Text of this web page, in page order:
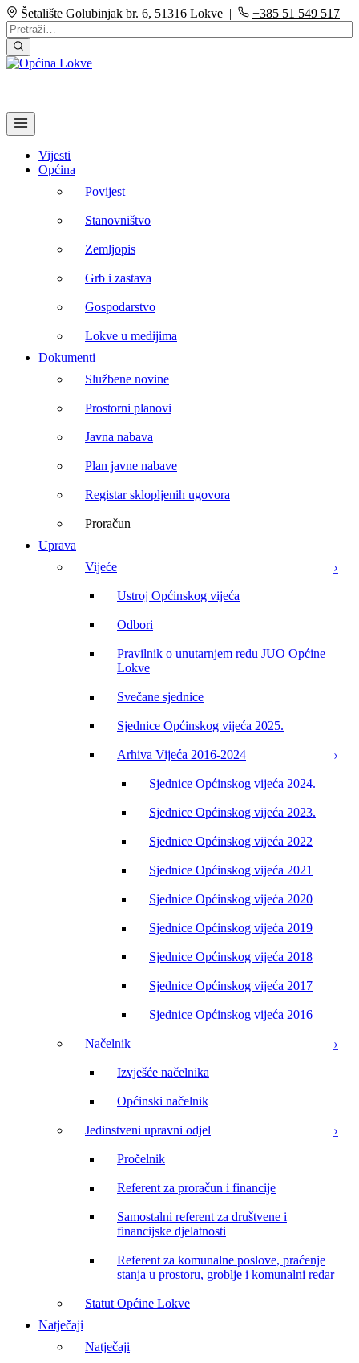
Šetalište Golubinjak br. 6, 51316 Lokve | +385 51 549 517
Vijesti
Općina
Povijest
Stanovništvo
Zemljopis
Grb i zastava
Gospodarstvo
Lokve u medijima
Dokumenti
Službene novine
Prostorni planovi
Javna nabava
Plan javne nabave
Registar sklopljenih ugovora
Proračun
Uprava
Vijeće
Ustroj Općinskog vijeća
Odbori
Pravilnik o unutarnjem redu JUO Općine
Lokve
Svečane sjednice
Sjednice Općinskog vijeća 2025.
Arhiva Vijeća 2016-2024
Sjednice Općinskog vijeća 2024.
Sjednice Općinskog vijeća 2023.
Sjednice Općinskog vijeća 2022
Sjednice Općinskog vijeća 2021
Sjednice Općinskog vijeća 2020
Sjednice Općinskog vijeća 2019
Sjednice Općinskog vijeća 2018
Sjednice Općinskog vijeća 2017
Sjednice Općinskog vijeća 2016
Načelnik
Izvješće načelnika
Općinski načelnik
Jedinstveni upravni odjel
Pročelnik
Referent za proračun i financije
Samostalni referent za društvene i
financijske djelatnosti
Referent za komunalne poslove, praćenje
stanja u prostoru, groblje i komunalni redar
Statut Općine Lokve
Natječaji
Natječaji